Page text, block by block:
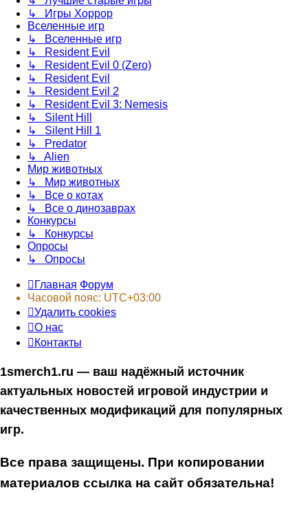
↳ Игры Хоррор
Вселенные игр
↳ Вселенные игр
↳ Resident Evil
↳ Resident Evil 0 (Zero)
↳ Resident Evil
↳ Resident Evil 2
↳ Resident Evil 3: Nemesis
↳ Silent Hill
↳ Silent Hill 1
↳ Predator
↳ Alien
Мир животных
↳ Мир животных
↳ Все о котах
↳ Все о динозаврах
Конкурсы
↳ Конкурсы
Опросы
↳ Опросы
Главная Форум
Часовой пояс: UTC+03:00
Удалить cookies
О нас
Контакты
1smerch1.ru — ваш надёжный источник
актуальных новостей игровой индустрии и
качественных модификаций для популярных
игр.
Все права защищены. При копировании
материалов ссылка на сайт обязательна!